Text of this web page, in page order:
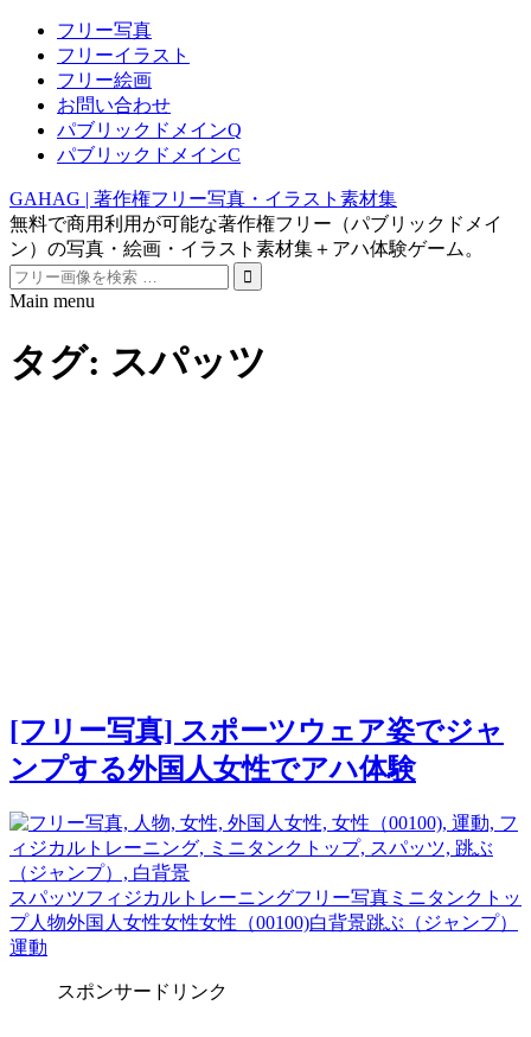
フリー写真
フリーイラスト
フリー絵画
お問い合わせ
パブリックドメインQ
パブリックドメインC
GAHAG | 著作権フリー写真・イラスト素材集
無料で商用利用が可能な著作権フリー（パブリックドメイ
ン）の写真・絵画・イラスト素材集＋アハ体験ゲーム。
Search
for:
Main menu
content
タグ: スパッツ
[フリー写真] スポーツウェア姿でジャ
ンプする外国人女性でアハ体験
スパッツフィジカルトレーニングフリー写真 ミニタンクトッ
プ人物外国人女性女性女性（00100)白背景跳ぶ（ジャンプ）
運動
スポンサードリンク